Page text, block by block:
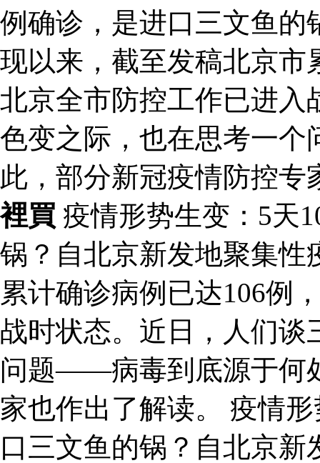
例确诊，是进口三文鱼的
现以来，截至发稿北京市
北京全市防控工作已进入
色变之际，也在思考一
此，部分新冠疫情防控
裡買 疫情形势生变：5天
锅？自北京新发地聚集性
累计确诊病例已达106例
战时状态。近日，人们谈
问题——病毒到底源于何
家也作出了解读。 疫情
口三文鱼的锅？自北京